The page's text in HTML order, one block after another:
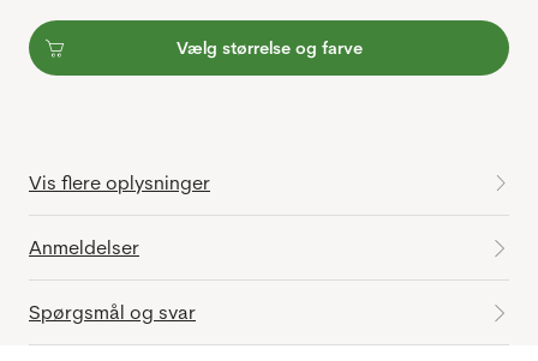
Vælg størrelse og farve
Vis flere oplysninger
Anmeldelser
Spørgsmål og svar